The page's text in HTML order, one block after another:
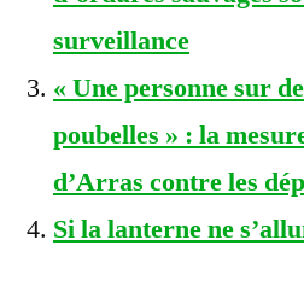
surveillance
« Une personne sur
poubelles » : la
d’Arras contre les
Si la lanterne ne